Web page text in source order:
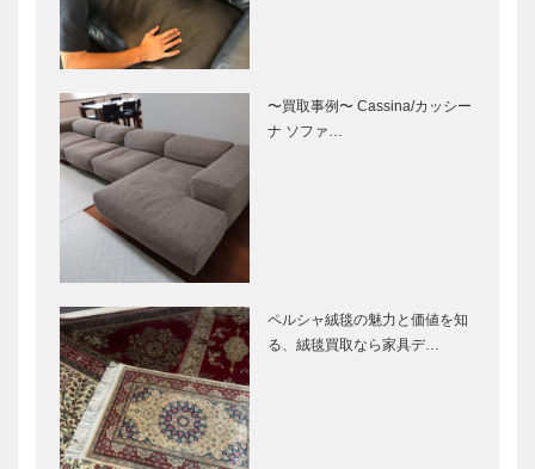
〜買取事例〜 Cassina/カッシー
ナ ソファ…
ペルシャ絨毯の魅力と価値を知
る、絨毯買取なら家具デ…